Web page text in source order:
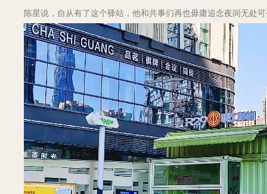
陈星说，自从有了这个驿站，他和共事们再也毋庸追念夜间无处